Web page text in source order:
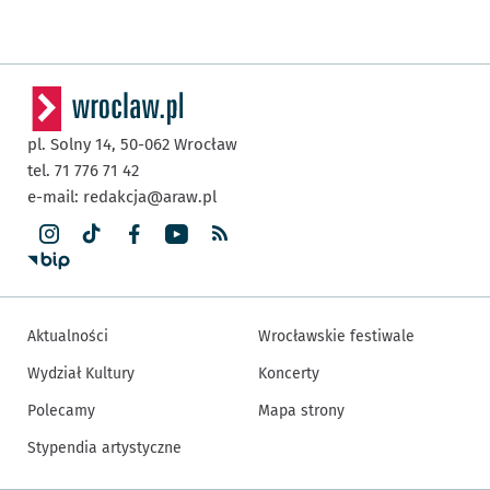
pl. Solny 14, 50-062 Wrocław
tel. 71 776 71 42
e-mail: redakcja@araw.pl
Aktualności
Wydział Kultury
Polecamy
Stypendia artystyczne
Wrocławskie festiwale
Koncerty
Mapa strony